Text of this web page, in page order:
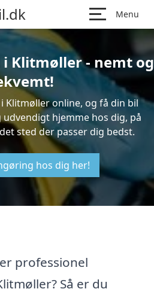
Menu
Klitmøller - nemt og
Klitmøller online, og få din bil
hjemme hos dig, på
sted der passer dig bedst.
hos dig her!
professionel
Så er du